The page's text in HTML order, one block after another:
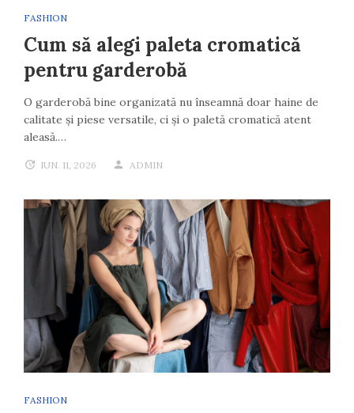
FASHION
Cum să alegi paleta cromatică
pentru garderobă
O garderobă bine organizată nu înseamnă doar haine de
calitate și piese versatile, ci și o paletă cromatică atent
aleasă.…
IUN. 11, 2026 ADMIN
FASHION